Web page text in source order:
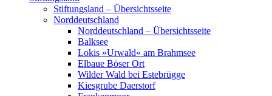
Stiftungsland – Übersichtsseite
Norddeutschland
Norddeutschland – Übersichtsseite
Balksee
Lokis »Urwald« am Brahmsee
Elbaue Böser Ort
Wilder Wald bei Estebrügge
Kiesgrube Daerstorf